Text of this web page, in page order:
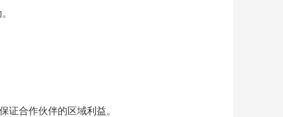
证合作伙伴的区域利益。